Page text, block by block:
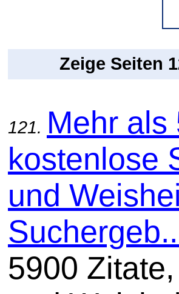
Zeige Seiten
121. Mehr als
kostenlose
und
5900